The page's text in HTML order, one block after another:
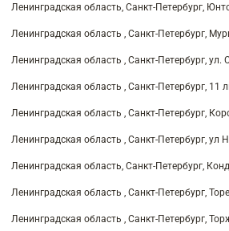
Ленинградская область, Санкт-Петербург,
Ленинградская область , Санкт-Петербург,
Ленинградская область , Санкт-Петербург, ул.
Ленинградская область , Санкт-Петербург, 11
Ленинградская область , Санкт-Петербург,
Ленинградская область , Санкт-Петербург, ул
Ленинградская область, Санкт-Петербург,
Ленинградская область , Санкт-Петербург,
Ленинградская область , Санкт-Петербург,